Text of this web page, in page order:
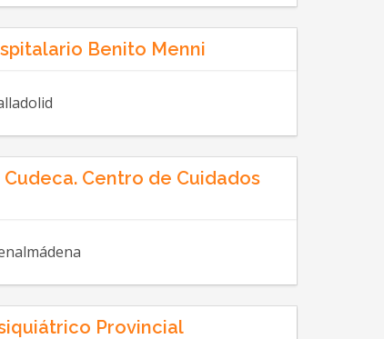
Benito Menni
Cudeca. Centro de Cuidados
Provincial